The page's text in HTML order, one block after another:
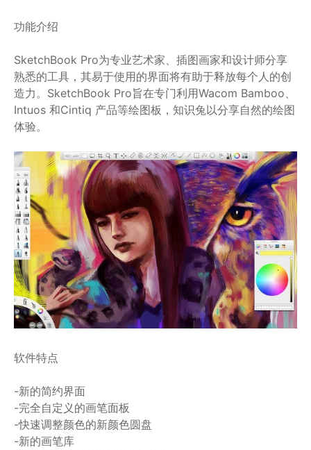
功能介绍
SketchBook Pro为专业艺术家、插图画家和设计师分享
熟悉的工具，其易于使用的界面将有助于释放每个人的创
造力。SketchBook Pro旨在专门利用Wacom Bamboo、
Intuos 和Cintiq 产品等绘图板，知识兔以分享自然的绘图
体验。
软件特点
-新的简约界面
-完全自定义的画笔面板
-快速调整颜色的新颜色圆盘
-新的画笔库